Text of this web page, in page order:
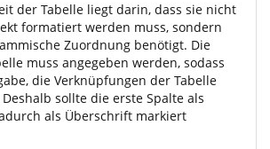
der Tabelle liegt darin, dass sie nicht
formatiert werden muss, sondern
Zuordnung benötigt. Die
muss angegeben werden, sodass
die Verknüpfungen der Tabelle
sollte die erste Spalte als
als Überschrift markiert